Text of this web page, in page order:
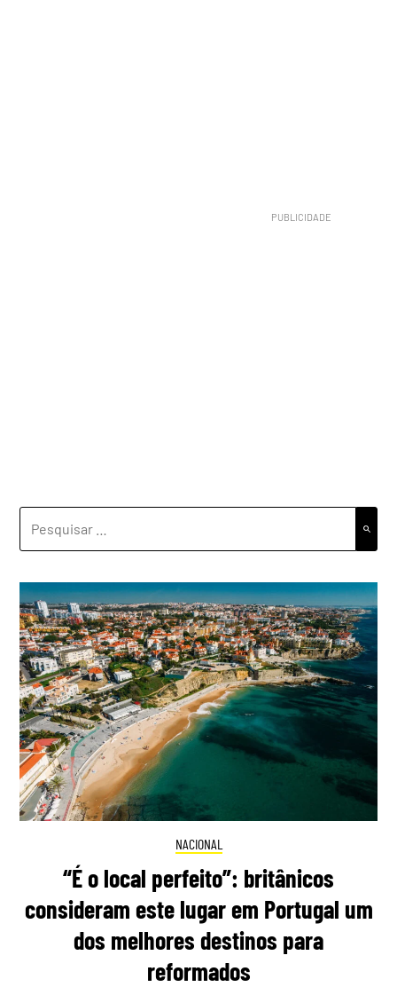
POR:
NACIONAL
“É o local perfeito”: britânicos
consideram este lugar em Portugal um
dos melhores destinos para
reformados